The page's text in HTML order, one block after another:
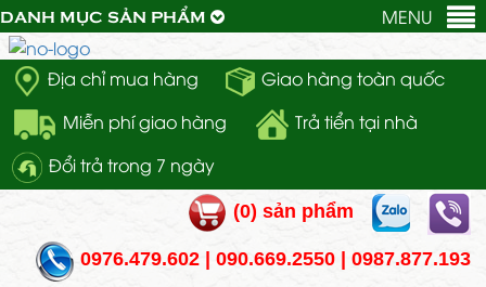
Địa chỉ mua hàng
Giao hàng toàn quốc
Miễn phí giao hàng
Trả tiển tại nhà
Đổi trả trong 7 ngày
(0) sản phẩm
0976.479.602 | 090.669.2550 | 0987.877.193
MENU
DANH MỤC SẢN PHẨM